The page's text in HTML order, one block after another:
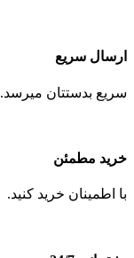
ارسال سریع
سریع بدستتان میرسد.
خرید مطمئن
با اطمینان خرید کنید.